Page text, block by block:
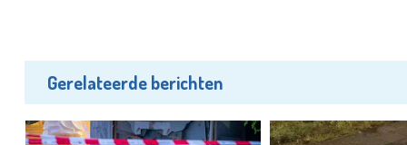
Gerelateerde berichten